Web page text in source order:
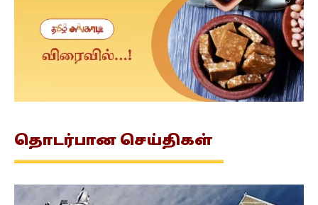
தொடர்பான செய்திகள்